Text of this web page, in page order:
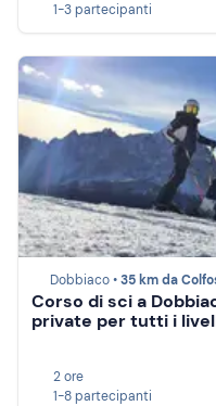
1-3 partecipanti
Dobbiaco •35 km da
Corso di sci a
private per tutti i
2 ore
1-8 partecipanti